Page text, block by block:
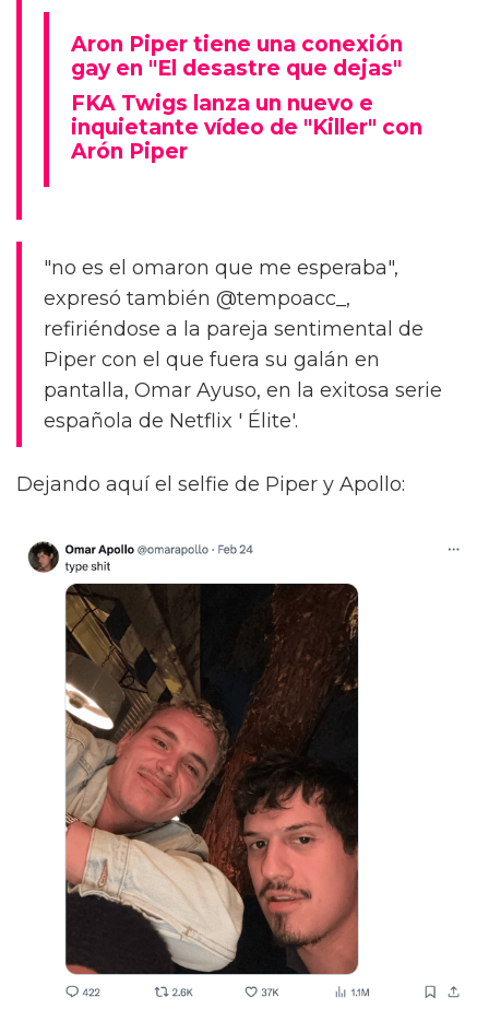
Aron Piper tiene una conexión
gay en "El desastre que dejas"
FKA Twigs lanza un nuevo e
inquietante vídeo de "Killer" con
Arón Piper
"no es el omaron que me esperaba",
expresó también @tempoacc_,
refiriéndose a la pareja sentimental de
Piper con el que fuera su galán en
pantalla, Omar Ayuso, en la exitosa serie
española de Netflix ' Élite'.
Dejando aquí el selfie de Piper y Apollo: